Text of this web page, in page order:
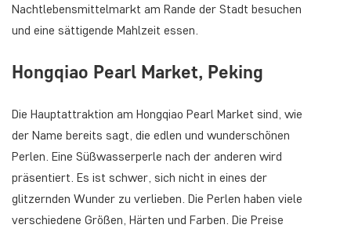
Nachtlebensmittelmarkt am Rande der Stadt besuchen
und eine sättigende Mahlzeit essen.
Hongqiao Pearl Market, Peking
Die Hauptattraktion am Hongqiao Pearl Market sind, wie
der Name bereits sagt, die edlen und wunderschönen
Perlen. Eine Süßwasserperle nach der anderen wird
präsentiert. Es ist schwer, sich nicht in eines der
glitzernden Wunder zu verlieben. Die Perlen haben viele
verschiedene Größen, Härten und Farben. Die Preise